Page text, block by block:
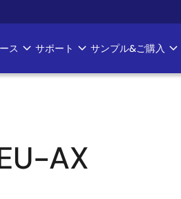
ス サポート サンプル&ご購入
AX